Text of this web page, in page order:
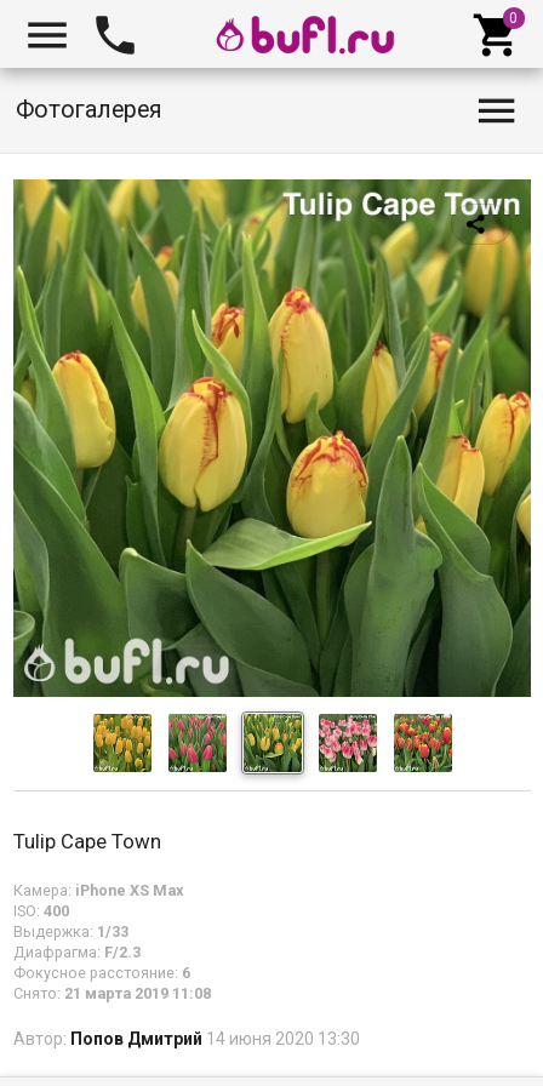
  
Фотогалерея 
Tulip Cape Town
Камера: iPhone XS Max
ISO: 400
Выдержка: 1/33
Диафрагма: F/2.3
Фокусное расстояние: 6
Снято: 21 марта 2019 11:08
Автор: Попов Дмитрий 14 июня 2020 13:30